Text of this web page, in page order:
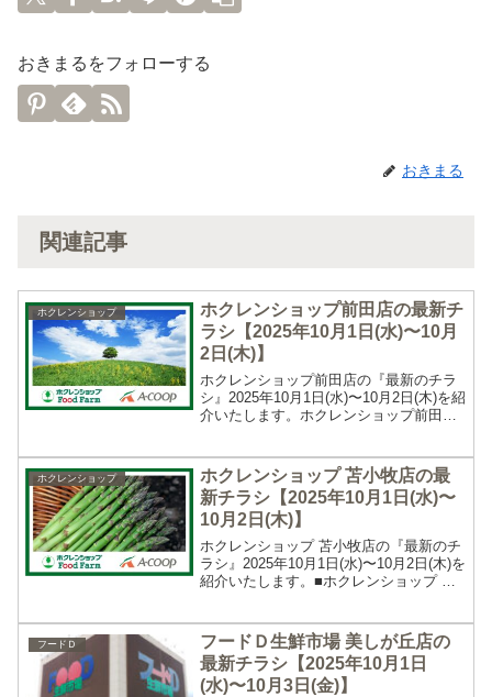
おきまるをフォローする
おきまる
関連記事
ホクレンショップ
ホクレンショップ前田店の最新チ
ラシ【2025年10月1日(水)〜10月
2日(木)】
ホクレンショップ前田店の『最新のチラ
シ』2025年10月1日(水)〜10月2日(木)を紹
介いたします。ホクレンショップ前田店
10月2日(木)です。営業時間と電...
ホクレンショップ
ホクレンショップ 苫小牧店の最
新チラシ【2025年10月1日(水)〜
10月2日(木)】
ホクレンショップ 苫小牧店の『最新のチ
ラシ』2025年10月1日(水)〜10月2日(木)を
紹介いたします。■ホクレンショップ 苫
1日(水)〜10月2日(木)です...
フードＤ
フードＤ生鮮市場 美しが丘店の
最新チラシ【2025年10月1日
(水)〜10月3日(金)】